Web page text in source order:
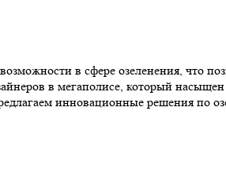
в сфере озеленения, что
в мегаполисе, который
инновационные решения по